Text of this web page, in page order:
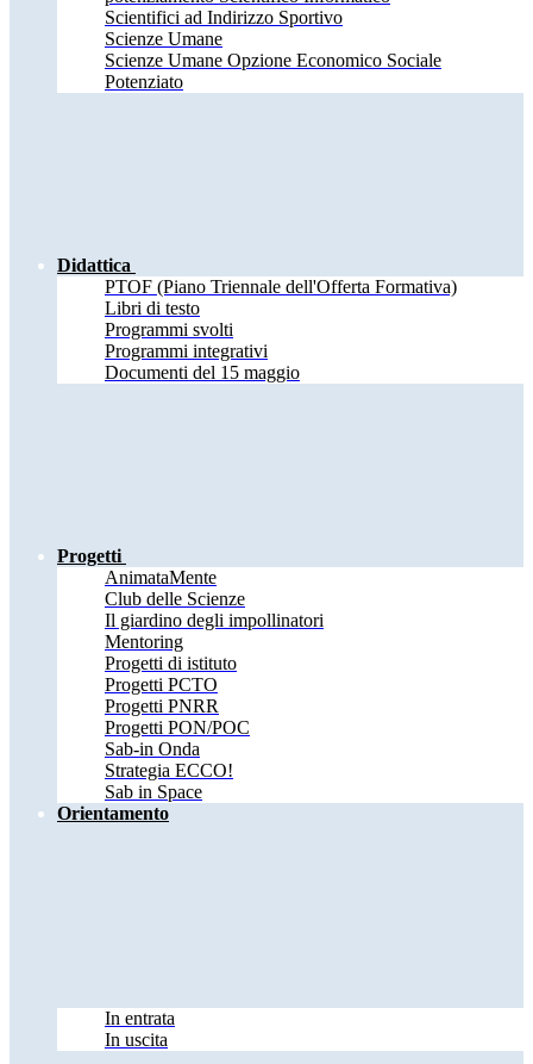
Scientifici ad Indirizzo Sportivo
Scienze Umane
Scienze Umane Opzione Economico Sociale
Potenziato
Didattica
PTOF (Piano Triennale dell'Offerta Formativa)
Libri di testo
Programmi svolti
Programmi integrativi
Documenti del 15 maggio
Progetti
AnimataMente
Club delle Scienze
Il giardino degli impollinatori
Mentoring
Progetti di istituto
Progetti PCTO
Progetti PNRR
Progetti PON/POC
Sab-in Onda
Strategia ECCO!
Sab in Space
Orientamento
In entrata
In uscita